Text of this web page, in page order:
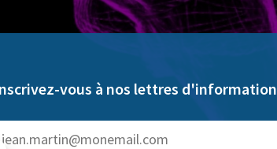
vous à nos lettres d'information